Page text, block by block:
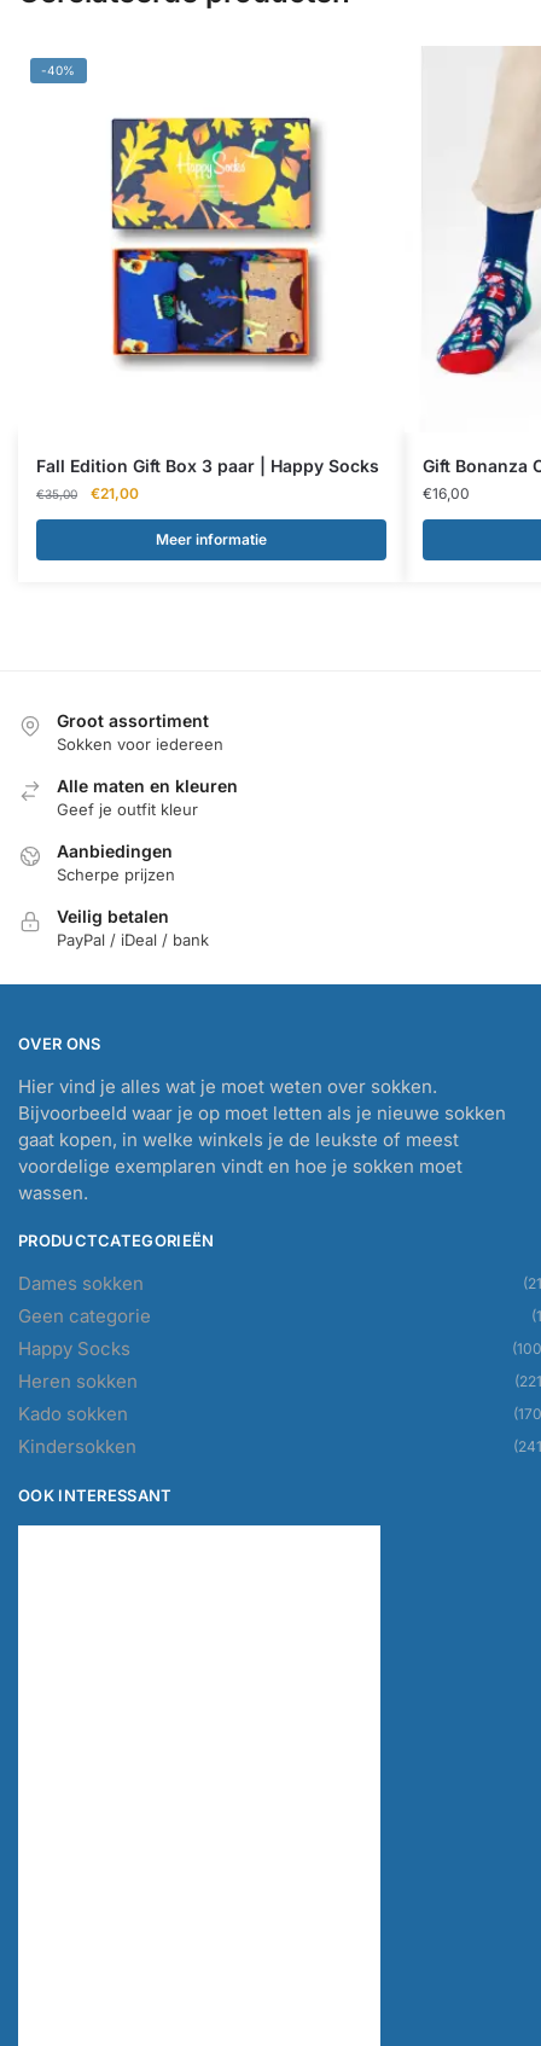
-40%
Fall Edition Gift Box 3 paar | Happy Socks
€35,00
Oorspronkelijke
prijs
€35,00.
€21,00Huidige
prijs
€21,00.
Meer informatie
Gift Bonanza
€16,00
Groot assortiment
Sokken voor iedereen
Alle maten en kleuren
Geef je outfit kleur
Aanbiedingen
Scherpe prijzen
Veilig betalen
PayPal / iDeal / bank
OVER ONS
Hier vind je alles wat je moet weten over sokken.
Bijvoorbeeld waar je op moet letten als je nieuwe sokken
gaat kopen, in welke winkels je de leukste of meest
voordelige exemplaren vindt en hoe je sokken moet
wassen.
PRODUCTCATEGORIEËN
Dames sokken
Geen categorie
Happy Socks
Heren sokken
Kado sokken
Kindersokken
OOK INTERESSANT